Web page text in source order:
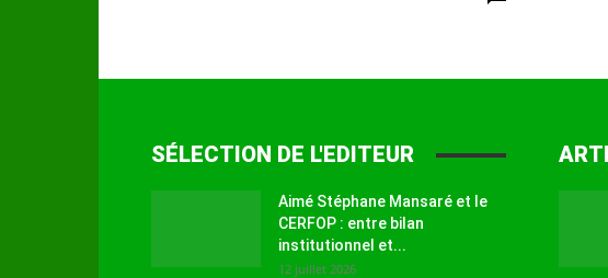
SÉLECTION DE L'EDITEUR
Aimé Stéphane Mansaré et le
CERFOP : entre bilan
institutionnel et...
12 juillet 2026